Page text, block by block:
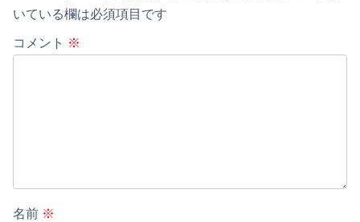
いている欄は必須項目です
コメント ※
名前 ※